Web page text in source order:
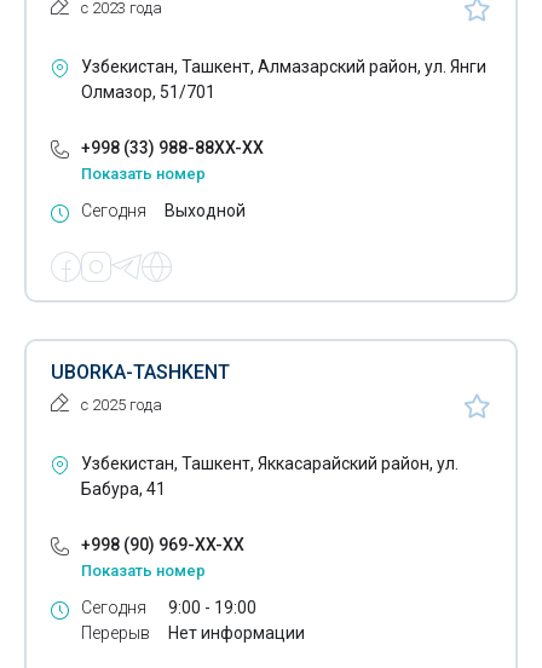
с 2023 года
Узбекистан, Ташкент, Алмазарский район, ул. Янги
Олмазор, 51/701
+998 (33) 988-88XX-XX
Показать номер
Сегодня Выходной
UBORKA-TASHKENT
с 2025 года
Узбекистан, Ташкент, Яккасарайский район, ул.
Бабура, 41
+998 (90) 969-XX-XX
Показать номер
Сегодня
Перерыв
9:00 - 19:00
Нет информации